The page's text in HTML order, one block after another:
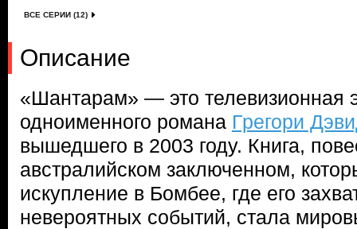
ВСЕ СЕРИИ (12)
Описание
«Шантарам» — это телевизионная
одноименного романа Грегори
вышедшего в 2003 году. Книга,
австралийском заключенном,
искупление в Бомбее, где его
невероятных событий, стала